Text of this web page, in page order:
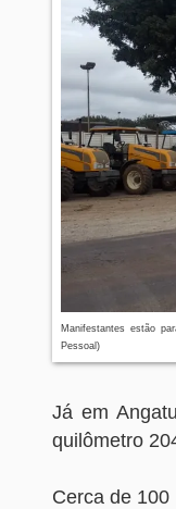
Manifestantes estão
Pessoal)
Já em
quilômetro
Cerca de